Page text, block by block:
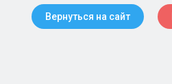
Вернуться на сайт